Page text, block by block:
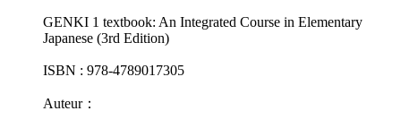
GENKI 1 textbook: An Integrated Course in Elementary
Japanese (3rd Edition)
ISBN : 978-4789017305
Auteur：